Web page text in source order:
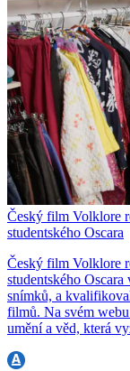
Český film Volklore
studentského Oscara
Český film Volklore
studentského
snímků, a
filmů. Na svém
umění a věd, která